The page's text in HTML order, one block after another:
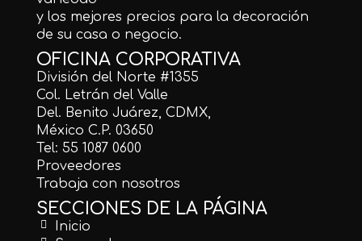
y los mejores precios para la decoración
de su casa o negocio.
OFICINA CORPORATIVA
División del Norte #1355
Col. Letrán del Valle
Del. Benito Juárez, CDMX,
México C.P. 03650
Tel: 55 1087 0600
Proveedores
Trabaja con nosotros
SECCIONES DE LA PÁGINA
Inicio